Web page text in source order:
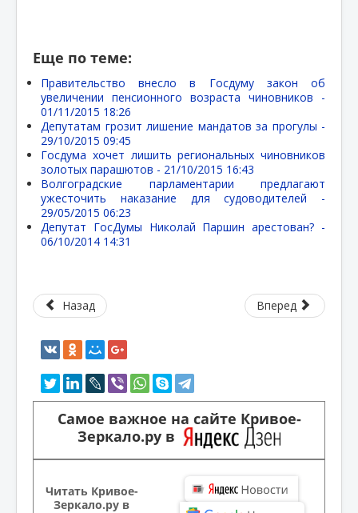
Еще по теме:
Правительство внесло в Госдуму закон об
увеличении пенсионного возраста чиновников -
01/11/2015 18:26
Депутатам грозит лишение мандатов за прогулы -
29/10/2015 09:45
Госдума хочет лишить региональных чиновников
золотых парашютов - 21/10/2015 16:43
Волгоградские парламентарии предлагают
ужесточить наказание для судоводителей -
29/05/2015 06:23
Депутат ГосДумы Николай Паршин арестован? -
06/10/2014 14:31
Назад Вперед
Самое важное на сайте Кривое-
Зеркало.ру в
Читать Кривое-
Зеркало.ру в